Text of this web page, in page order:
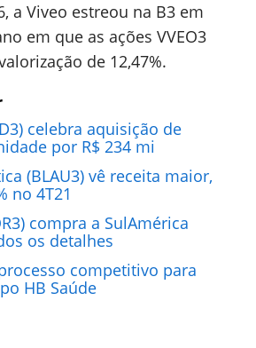
a Viveo estreou na B3 em
em que as ações VVEO3
de 12,47%.
celebra aquisição de
por R$ 234 mi
(BLAU3) vê receita maior,
no 4T21
compra a SulAmérica
os detalhes
competitivo para
HB Saúde